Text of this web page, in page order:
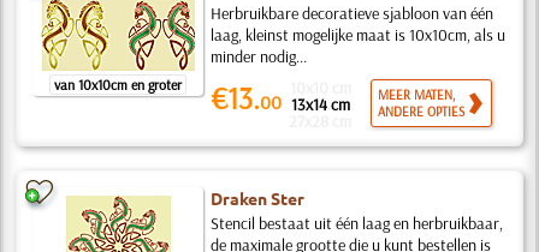
van 10x10cm en groter
Herbruikbare decoratieve sjabloon van één
laag, kleinst mogelijke maat is 10x10cm, als u
minder nodig...
€13.00 13x14 cm
MEER MATEN,
ANDERE OPTIES
Draken Ster
Stencil bestaat uit één laag en herbruikbaar,
de maximale grootte die u kunt bestellen is